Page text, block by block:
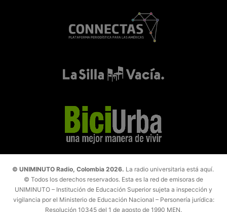
© UNIMINUTO Radio, Colombia 2026. La radio universitaria está aquí.
© Todos los derechos reservados. Esta es la red de emisoras de
UNIMINUTO – Institución de Educación Superior sujeta a inspección y
vigilancia por el Ministerio de Educación Nacional – Personería jurídica:
Resolución 10345 del 1 de agosto de 1990 MEN.